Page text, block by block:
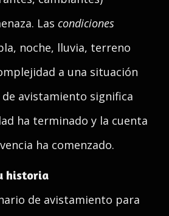
Las condiciones
noche, lluvia, terreno
a una situación
avistamiento significa
ha terminado y la cuenta
ha comenzado.
historia
de avistamiento para